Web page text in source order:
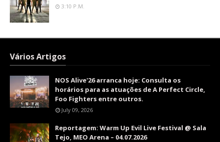
3:10 P.m.
Vários Artigos
NOS Alive'26 arranca hoje: Consulta os
horários para as atuações de A Perfect Circle,
Foo Fighters entre outros.
July 09, 2026
Reportagem: Warm Up Evil Live Festival @ Sala
Tejo, MEO Arena – 04.07.2026